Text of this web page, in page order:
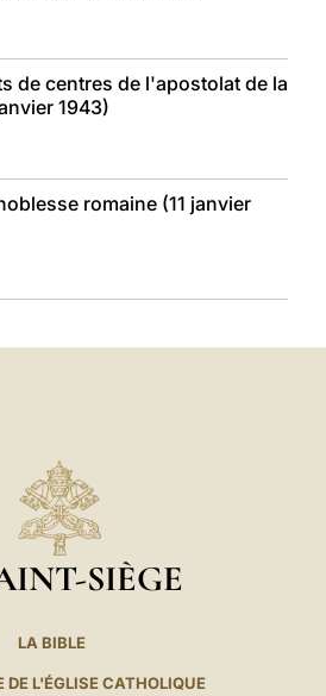
de centres de l'apostolat de la
1943)
romaine (11 janvier
SIÈGE
LA BIBLE
DE L'ÉGLISE CATHOLIQUE